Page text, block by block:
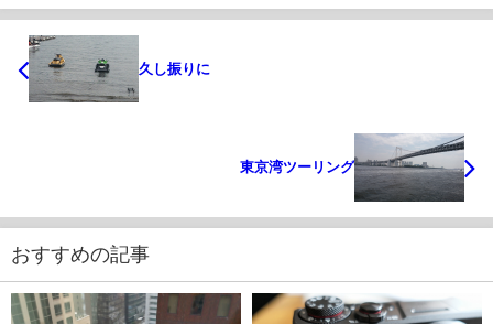
久し振りに
東京湾ツーリング
おすすめの記事